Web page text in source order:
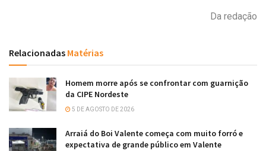
Da redação
Relacionadas Matérias
Homem morre após se confrontar com guarnição
da CIPE Nordeste
5 DE AGOSTO DE 2026
Arraiá do Boi Valente começa com muito forró e
expectativa de grande público em Valente